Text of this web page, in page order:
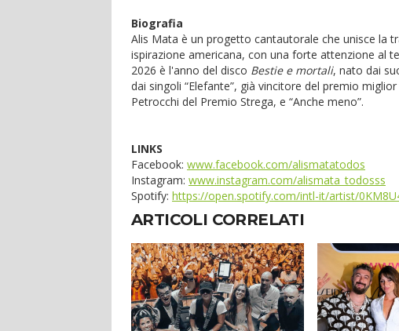
Biografia
Alis Mata è un progetto cantautorale che unisce la
ispirazione americana, con una forte attenzione al
2026 è l'anno del disco Bestie e mortali, nato dai
dai singoli “Elefante”, già vincitore del premio
Petrocchi del Premio Strega, e “Anche meno”.
LINKS
Facebook: www.facebook.com/alismatatodos
Instagram: www.instagram.com/alismata_todosss
Spotify: https://open.spotify.com/intl-it/artist/
ARTICOLI CORRELATI